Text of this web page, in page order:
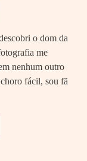
o dom da
me
nenhum outro
fácil, sou fã